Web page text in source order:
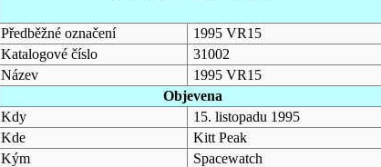
Předběžné označení
1995 VR15
Katalogové číslo
31002
Název
1995 VR15
Objevena
Kdy
15. listopadu 1995
Kde
Kitt Peak
Kým
Spacewatch